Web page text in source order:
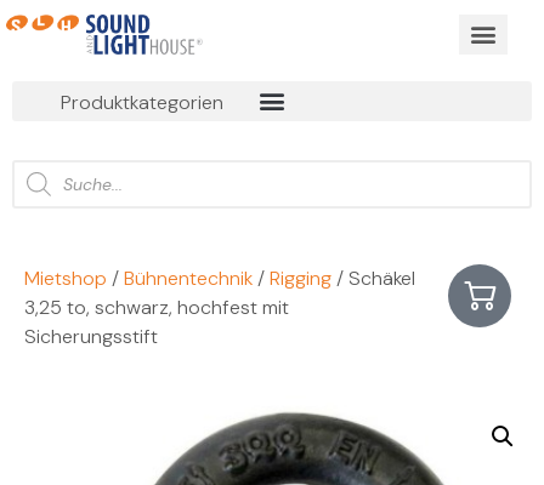
Produktkategorien
Mietshop /Bühnentechnik /Rigging / Schäkel
3,25 to, schwarz, hochfest mit
Sicherungsstift